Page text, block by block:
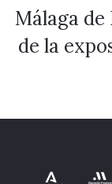
Málaga
de la